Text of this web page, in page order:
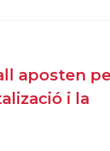
aposten
i la